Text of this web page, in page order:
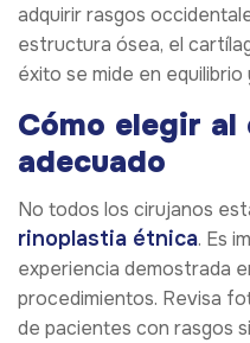
adquirir rasgos
estructura ósea, el
éxito se mide en
Cómo elegir al
adecuado
No todos los cirujanos
rinoplastia étnica. Es
experiencia demostrada
procedimientos. Revisa
de pacientes con rasgos